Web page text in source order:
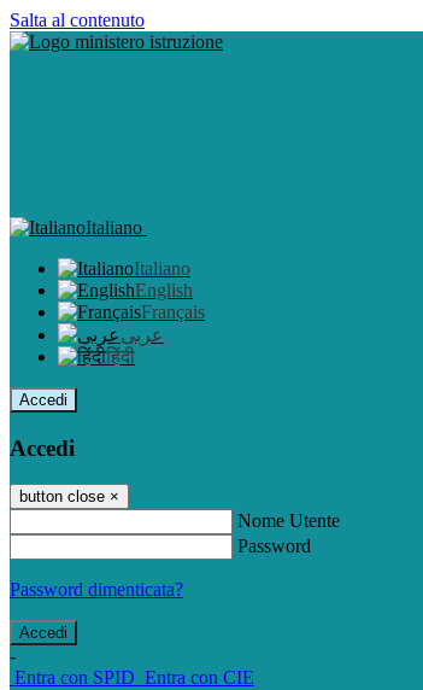
Salta al contenuto
Italiano
Italiano
English
Français
عربى
हिंदी
Accedi
Accedi
button close ×
Nome Utente
Password
Password dimenticata?
-
Entra con SPID Entra con CIE